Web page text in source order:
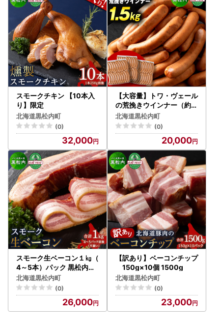
スモークチキン 【10本入
り】限定
北海道黒松内町
(0)
32,000
【大容量】トワ・ヴェール
の荒挽きウインナー（約1.
5kg・60本）黒松内町特
産物手づくり加工センター
北海道黒松内町
(0)
20,000
スモーク生ベーコン１㎏（
4～5本）パック 黒松内町
特産物手づくり加工センタ
ー
北海道黒松内町
(0)
26,000
【訳あり】ベーコンチップ
150g×10個 1500g
北海道黒松内町
(0)
23,000